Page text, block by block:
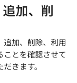
加、削
追加、削除、利用
とを確認させて
きます。